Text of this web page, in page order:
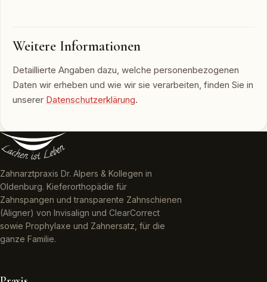
Weitere Informationen
Detaillierte Angaben dazu, welche personenbezogenen
Daten wir erheben und wie wir sie verarbeiten, finden Sie in
unserer Datenschutzerklärung.
Zahnarztpraxis Dr. Alpers & Kollegen in
Oldenburg. Kieferorthopädie für
Zahnspangen und transparente Zahnschienen
(Aligner) von Invisalign und ClearCorrect
sowie Prophylaxe und Zahnersatz, für die
ganze Familie.